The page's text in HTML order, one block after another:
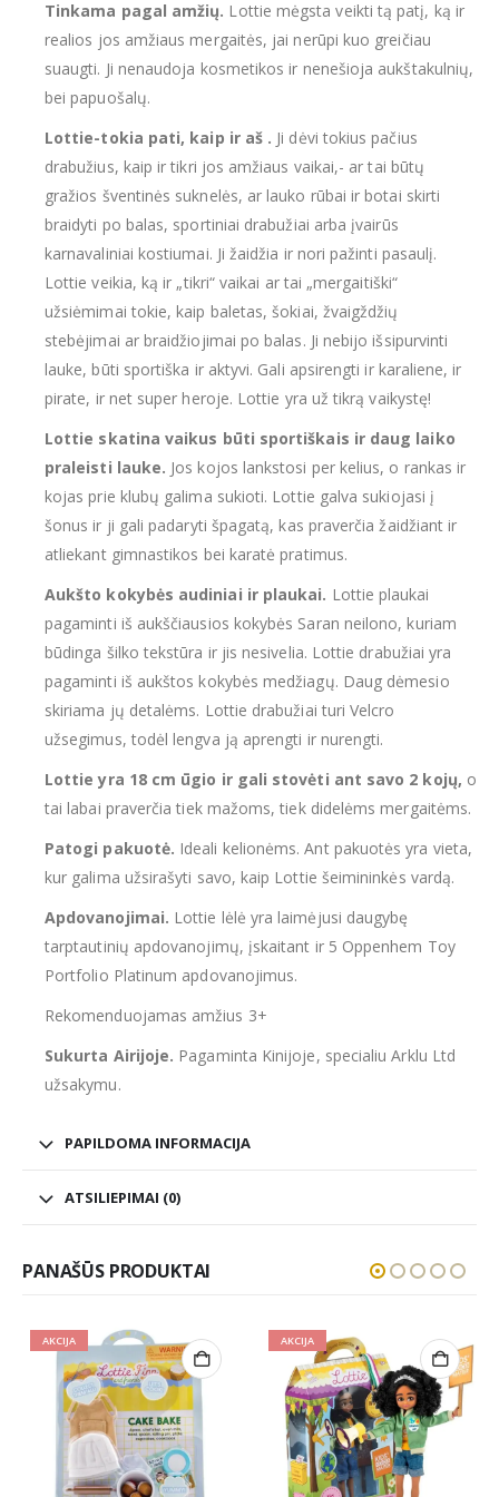
Tinkama pagal amžių. Lottie mėgsta veikti tą patį, ką ir
realios jos amžiaus mergaitės, jai nerūpi kuo greičiau
suaugti. Ji nenaudoja kosmetikos ir nenešioja aukštakulnių,
bei papuošalų.
Lottie-tokia pati, kaip ir aš . Ji dėvi tokius pačius
drabužius, kaip ir tikri jos amžiaus vaikai,- ar tai būtų
gražios šventinės suknelės, ar lauko rūbai ir botai skirti
braidyti po balas, sportiniai drabužiai arba įvairūs
karnavaliniai kostiumai. Ji žaidžia ir nori pažinti pasaulį.
Lottie veikia, ką ir „tikri“ vaikai ar tai „mergaitiški“
užsiėmimai tokie, kaip baletas, šokiai, žvaigždžių
stebėjimai ar braidžiojimai po balas. Ji nebijo išsipurvinti
lauke, būti sportiška ir aktyvi. Gali apsirengti ir karaliene, ir
pirate, ir net super heroje. Lottie yra už tikrą vaikystę!
Lottie skatina vaikus būti sportiškais ir daug laiko
praleisti lauke. Jos kojos lankstosi per kelius, o rankas ir
kojas prie klubų galima sukioti. Lottie galva sukiojasi į
šonus ir ji gali padaryti špagatą, kas praverčia žaidžiant ir
atliekant gimnastikos bei karatė pratimus.
Aukšto kokybės audiniai ir plaukai. Lottie plaukai
pagaminti iš aukščiausios kokybės Saran neilono, kuriam
būdinga šilko tekstūra ir jis nesivelia. Lottie drabužiai yra
pagaminti iš aukštos kokybės medžiagų. Daug dėmesio
skiriama jų detalėms. Lottie drabužiai turi Velcro
užsegimus, todėl lengva ją aprengti ir nurengti.
Lottie yra 18 cm ūgio ir gali stovėti ant savo 2 kojų, o
tai labai praverčia tiek mažoms, tiek didelėms mergaitėms.
Patogi pakuotė. Ideali kelionėms. Ant pakuotės yra vieta,
kur galima užsirašyti savo, kaip Lottie šeimininkės vardą.
Apdovanojimai. Lottie lėlė yra laimėjusi daugybę
tarptautinių apdovanojimų, įskaitant ir 5 Oppenhem Toy
Portfolio Platinum apdovanojimus.
Rekomenduojamas amžius 3+
Sukurta Airijoje. Pagaminta Kinijoje, specialiu Arklu Ltd
užsakymu.
PAPILDOMA INFORMACIJA
ATSILIEPIMAI (0)
PANAŠŪS PRODUKTAI
AKCIJA AKCIJA